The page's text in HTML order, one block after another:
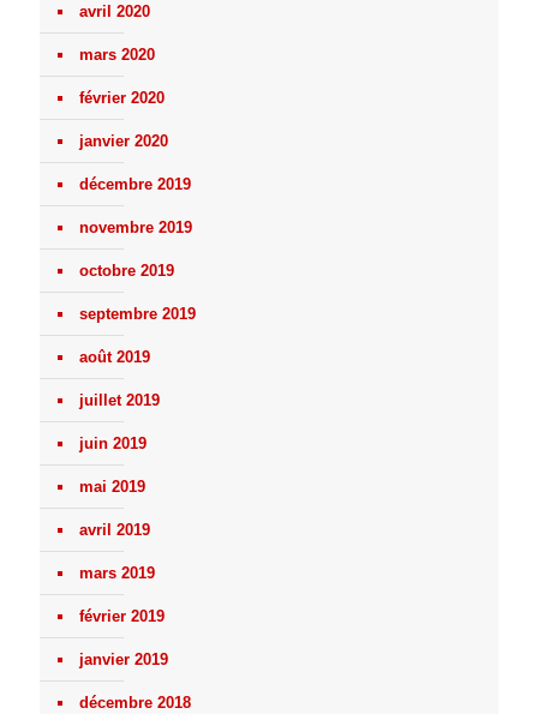
avril 2020
mars 2020
février 2020
janvier 2020
décembre 2019
novembre 2019
octobre 2019
septembre 2019
août 2019
juillet 2019
juin 2019
mai 2019
avril 2019
mars 2019
février 2019
janvier 2019
décembre 2018